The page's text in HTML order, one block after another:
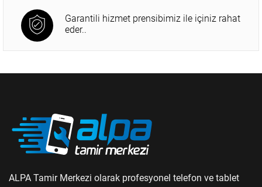
Garantili hizmet prensibimiz ile içiniz rahat
eder..
ALPA Tamir Merkezi olarak profesyonel telefon ve tablet